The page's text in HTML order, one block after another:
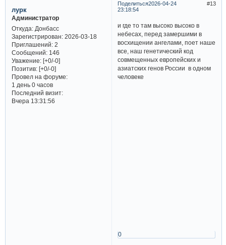
Поделиться 13
2026-04-24
23:18:54
лурк
Администратор
Откуда:Донбасс
Зарегистрирован: 2026-03-18
Приглашений:2
Сообщений:146
Уважение: [+0/-0]
Позитив: [+0/-0]
Провел на форуме:
1 день 0 часов
Последний визит:
Вчера 13:31:56
и где то там высоко высоко в
небесах, перед замершими в
восхищении ангелами, поет наше
все, наш генетический код
совмещенных европейских и
азиатских генов России в одном
человеке
0